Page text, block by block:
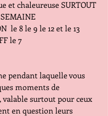
et chaleureuse SURTOUT
le 8 le 9 le 12 et le 13
le 7
pendant laquelle vous
moments de
valable surtout pour ceux
en question leurs